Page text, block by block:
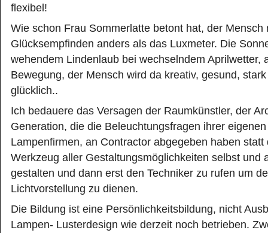
flexibel!
Wie schon Frau Sommerlatte betont hat, der Mensch
Glücksempfinden anders als das Luxmeter. Die
wehendem Lindenlaub bei wechselndem Aprilwetter,
Bewegung, der Mensch wird da kreativ, gesund,
glücklich..
Ich bedauere das Versagen der Raumkünstler, der
Generation, die die Beleuchtungsfragen ihrer
Lampenfirmen, an Contractor abgegeben haben statt
Werkzeug aller Gestaltungsmöglichkeiten selbst und
gestalten und dann erst den Techniker zu rufen um
Lichtvorstellung zu dienen.
Die Bildung ist eine Persönlichkeitsbildung, nicht
Lampen- Lusterdesign wie derzeit noch betrieben.